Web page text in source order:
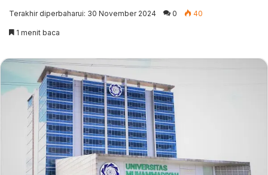
Terakhir diperbaharui: 30 November 2024 0 40
1 menit baca